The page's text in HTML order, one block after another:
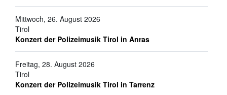
Mittwoch, 26. August 2026
Tirol
Konzert der Polizeimusik Tirol in Anras
Freitag, 28. August 2026
Tirol
Konzert der Polizeimusik Tirol in Tarrenz